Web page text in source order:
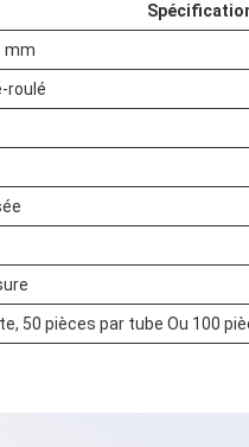
mm
roulé
50 pièces par tube Ou 100